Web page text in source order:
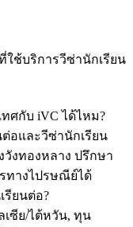
ช้บริการวีซ่านักเรียน
ศกับ iVC ได้ไหม?
อและวีซ่านักเรียน
งทองหลาง ปรึกษา
รทางไปรษณีย์ได้
รียนต่อ?
เซีย/ไต้หวัน, ทุน